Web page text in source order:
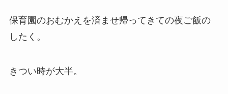
保育園のおむかえを済ませ帰ってきての夜ご飯の
したく。
きつい時が大半。